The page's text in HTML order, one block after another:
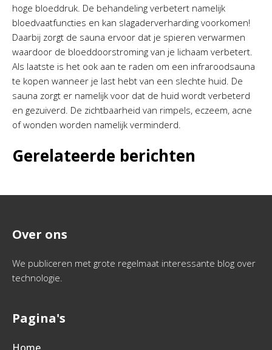
hoge bloeddruk. De behandeling verbetert namelijk
bloedvaatfuncties en kan slagaderverharding voorkomen!
Daarbij zorgt de sauna ervoor dat je spieren verwarmen
waardoor de bloeddoorstroming van je lichaam verbetert.
Als laatste is het ook aan te raden om een infraroodsauna
te kopen wanneer je last hebt van een slechte huid. De
sauna zorgt er namelijk voor dat de huid wordt verbeterd
en gezuiverd. De zichtbaarheid van rimpels, eczeem, acne
of wonden worden namelijk verminderd.
Gerelateerde berichten
Over ons
We publiceren met grote regelmaat interessante blog over
technologie.
Pagina's